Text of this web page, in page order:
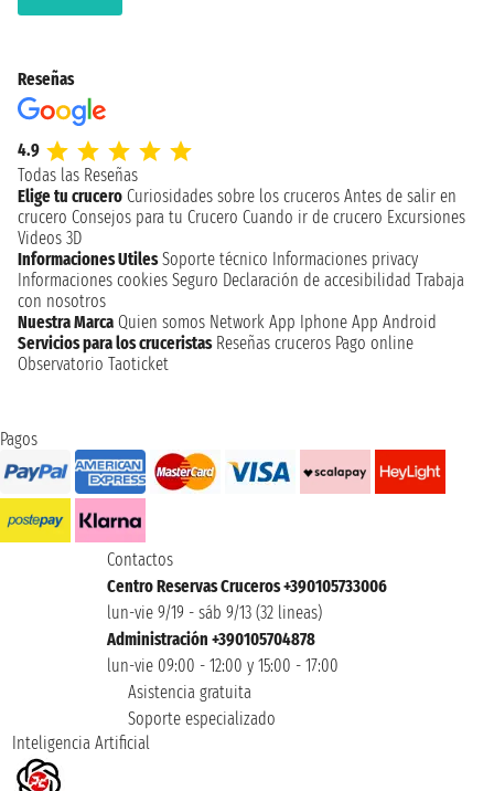
Reseñas
4.9
Todas las Reseñas
Elige tu crucero Curiosidades sobre los cruceros Antes de salir en
crucero Consejos para tu Crucero Cuando ir de crucero Excursiones
Videos 3D
Informaciones Utiles Soporte técnico Informaciones privacy
Informaciones cookies Seguro Declaración de accesibilidad Trabaja
con nosotros
Nuestra Marca Quien somos Network App Iphone App Android
Servicios para los cruceristas Reseñas cruceros Pago online
Observatorio Taoticket
Pagos
Contactos
Centro Reservas Cruceros +390105733006
lun-vie 9/19 - sáb 9/13 (32 lineas)
Administración +390105704878
lun-vie 09:00 - 12:00 y 15:00 - 17:00
Asistencia gratuita
Soporte especializado
Inteligencia Artificial